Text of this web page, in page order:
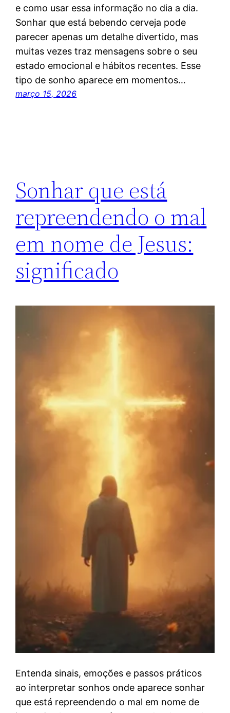
e como usar essa informação no dia a dia.
Sonhar que está bebendo cerveja pode
parecer apenas um detalhe divertido, mas
muitas vezes traz mensagens sobre o seu
estado emocional e hábitos recentes. Esse
tipo de sonho aparece em momentos…
março 15, 2026
Sonhar que está
repreendendo o mal
em nome de Jesus:
significado
Entenda sinais, emoções e passos práticos
ao interpretar sonhos onde aparece sonhar
que está repreendendo o mal em nome de